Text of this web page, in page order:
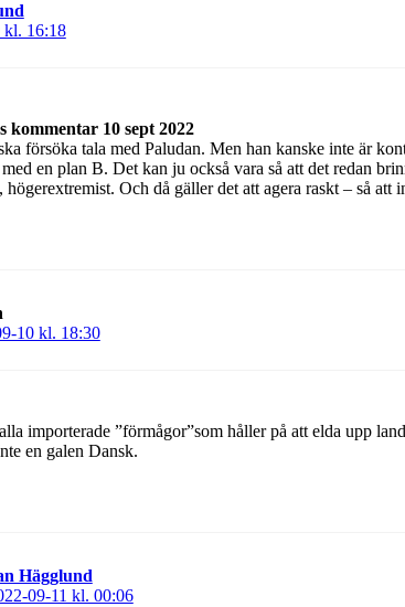
kl. 16:18
kommentar 10 sept 2022
försöka tala med Paludan. Men han kanske inte är
en plan B. Det kan ju också vara så att det redan
högerextremist. Och då gäller det att agera raskt – så
10 kl. 18:30
importerade ”förmågor”som håller på att elda upp
en galen Dansk.
Hägglund
09-11 kl. 00:06